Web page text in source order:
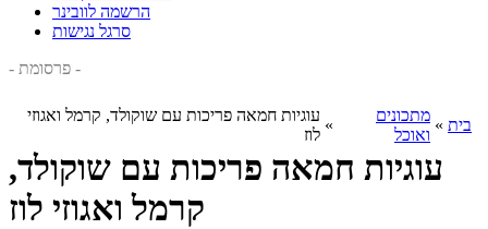
הרשמה לוובינר
סרגל נגישות
- פרסומת -
בית »
מתכונים
ואוכל
»
עוגיות חמאה פריכות עם שוקולד, קרמל ואגוזי
לוז
עוגיות חמאה פריכות עם שוקולד,
קרמל ואגוזי לוז